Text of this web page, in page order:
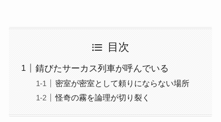
目次
錆びたサーカス列車が呼んでいる
密室が密室として頼りにならない場所
怪奇の霧を論理が切り裂く